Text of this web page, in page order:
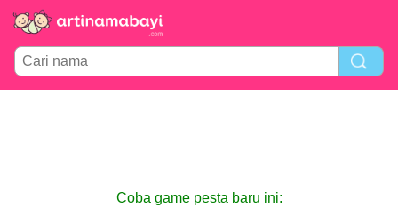
Coba game pesta baru ini: